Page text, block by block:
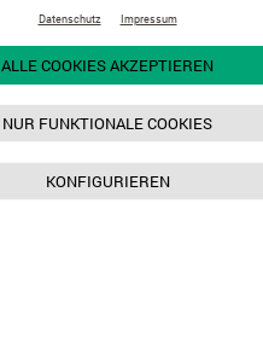
Datenschutz Impressum
ALLE COOKIES AKZEPTIEREN
NUR FUNKTIONALE COOKIES
KONFIGURIEREN